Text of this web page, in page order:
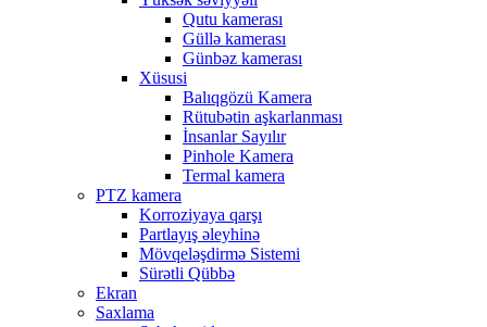
Qutu kamerası
Güllə kamerası
Günbəz kamerası
Xüsusi
Balıqgözü Kamera
Rütubətin aşkarlanması
İnsanlar Sayılır
Pinhole Kamera
Termal kamera
PTZ kamera
Korroziyaya qarşı
Partlayış əleyhinə
Mövqeləşdirmə Sistemi
Sürətli Qübbə
Ekran
Saxlama